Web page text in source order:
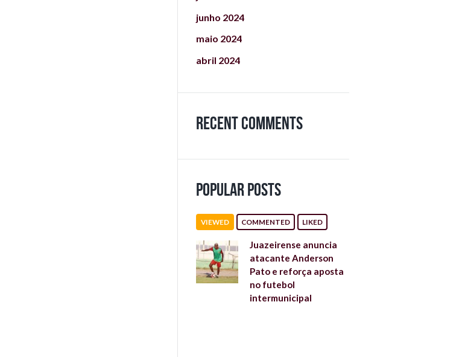
junho 2024
maio 2024
abril 2024
Recent Comments
Popular Posts
VIEWED COMMENTED LIKED
Juazeirense anuncia
atacante Anderson
Pato e reforça aposta
no futebol
intermunicipal